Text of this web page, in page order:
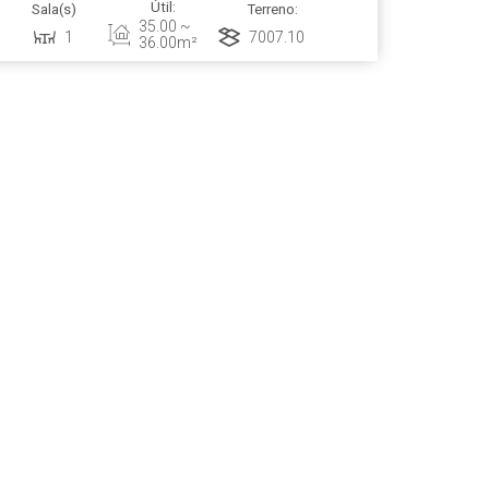
1
Sala(s) Útil:
35 .00 ~
36 .00m²
Terreno:
7007 .10
andares Tipologia: 2...